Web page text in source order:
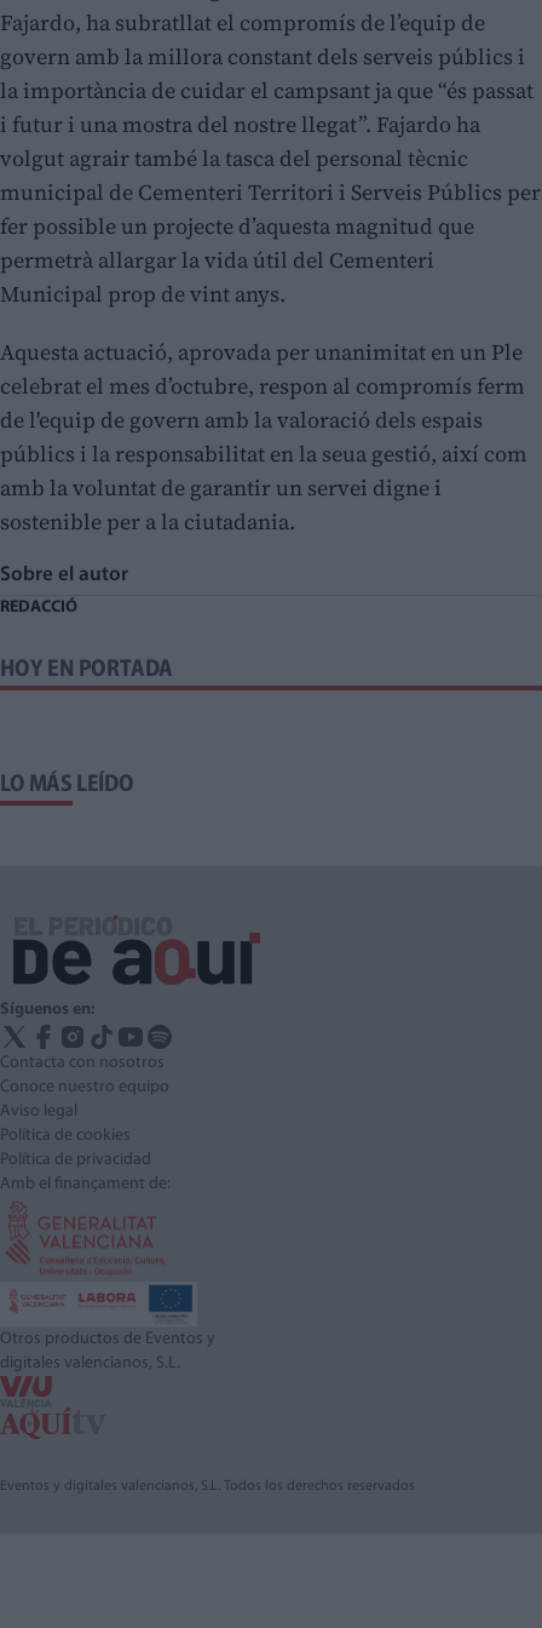
Fajardo, ha subratllat el compromís de l’equip de
govern amb la millora constant dels serveis públics i
la importància de cuidar el campsant ja que “és passat
i futur i una mostra del nostre llegat”. Fajardo ha
volgut agrair també la tasca del personal tècnic
municipal de Cementeri Territori i Serveis Públics per
fer possible un projecte d’aquesta magnitud que
permetrà allargar la vida útil del Cementeri
Municipal prop de vint anys.
Aquesta actuació, aprovada per unanimitat en un Ple
celebrat el mes d’octubre, respon al compromís ferm
de l'equip de govern amb la valoració dels espais
públics i la responsabilitat en la seua gestió, així com
amb la voluntat de garantir un servei digne i
sostenible per a la ciutadania.
Sobre el autor
REDACCIÓ
HOY EN PORTADA
LO MÁS LEÍDO
Síguenos en:
Contacta con nosotros
Conoce nuestro equipo
Aviso legal
Política de cookies
Política de privacidad
Amb el finançament de:
Otros productos de Eventos y
digitales valencianos, S.L.
Eventos y digitales valencianos, S.L. Todos los derechos reservados